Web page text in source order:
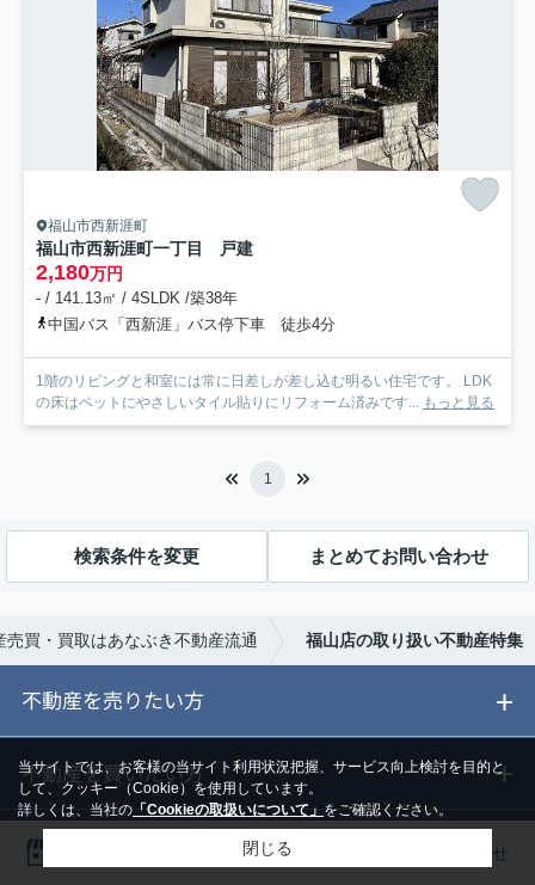
福山市西新涯町
福山市西新涯町一丁目 戸建
2,180万円
- / 141.13㎡ / 4SLDK /築38年
中国バス「西新涯」バス停下車 徒歩4分
1階のリビングと和室には常に日差しが差し込む明るい住宅です。 LDK
の床はペットにやさしいタイル貼りにリフォーム済みです...
もっと見る
1
検索条件を変更 まとめてお問い合わせ
買・買取はあなぶき不動産流通 福山店の取り扱い不動産特集
不動産を売りたい方
ご売却ガイド
ご売却の流れ
不動産を買いたい方
ご購入ガイド
アルファ家サポート 物件を探す お問い合わせ
当サイトでは、お客様の当サイト利用状況把握、サービス向上検討を目的と
して、クッキー（Cookie）を使用しています。
詳しくは、当社の 「Cookieの取扱いについて」 をご確認ください。
閉じる